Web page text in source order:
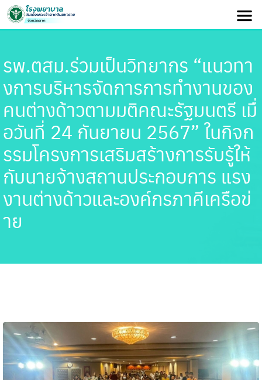
รพ.ตสม.ร่วมเป็นวิทยากร “แนวทา
งการบริหารจัดการการทำงานของ
คนต่างด้าวตามมติคณะรัฐมนตรี เมื่
อวันที่ 24 กันยายน 2567” ในกิจก
รรมโครงการเสริมสร้างการรับรู้ให้
กับนายจ้างสถานประกอบการ แรง
งานต่างด้าวและองค์กรภาคีเครือข่
าย